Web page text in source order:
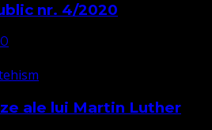
nr. 4/2020
ale lui Martin Luther